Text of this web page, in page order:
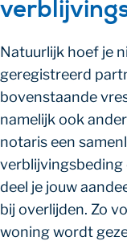
Natuurlijk hoef je
geregistreerd
bovenstaande
namelijk ook
notaris een
verblijvingsbeding
deel je jouw
bij overlijden. Zo
woning wordt